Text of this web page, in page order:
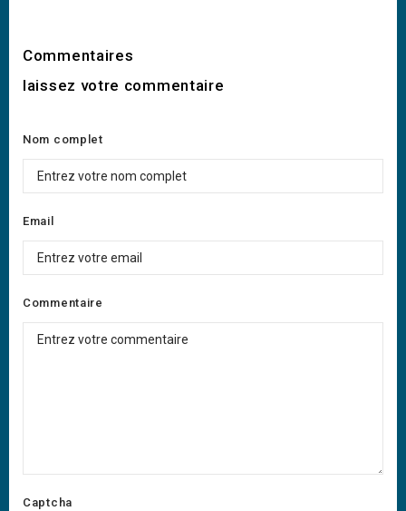
Commentaires
laissez votre commentaire
Nom complet
Email
Commentaire
Captcha